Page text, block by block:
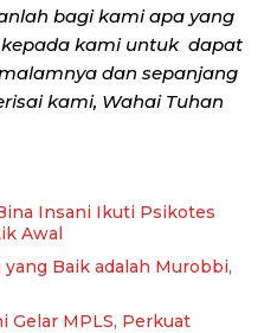
bagi kami apa yang
kami untuk dapat
dan sepanjang
kami, Wahai Tuhan
Insani Ikuti Psikotes
Awal
Baik adalah Murobbi,